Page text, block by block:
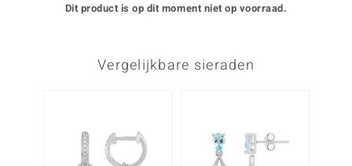
Dit product is op dit moment niet op voorraad.
Vergelijkbare sieraden